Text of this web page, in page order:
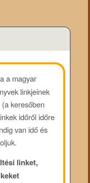
a magyar
linkjeinek
keresőben
időről időre
van idő és
linket,